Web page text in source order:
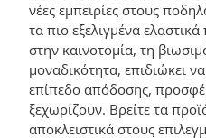
νέες εμπειρίες στους
τα πιο εξελιγμένα
στην καινοτομία, τη
μοναδικότητα, επιδιώκει
επίπεδο απόδοσης,
ξεχωρίζουν. Βρείτε τα
αποκλειστικά στους